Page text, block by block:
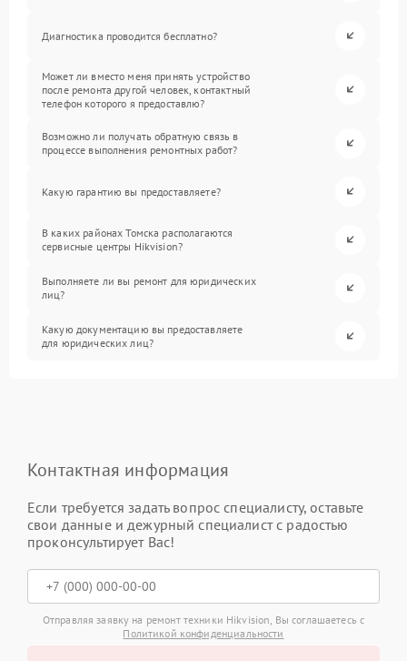
Диагностика проводится бесплатно?
Может ли вместо меня принять устройство
после ремонта другой человек, контактный
телефон которого я предоставлю?
Возможно ли получать обратную связь в
процессе выполнения ремонтных работ?
Какую гарантию вы предоставляете?
В каких районах Томска располагаются
сервисные центры Hikvision?
Выполняете ли вы ремонт для юридических
лиц?
Какую документацию вы предоставляете
для юридических лиц?
Контактная информация
Если требуется задать вопрос специалисту, оставьте
свои данные и дежурный специалист с радостью
проконсультирует Вас!
Отправляя заявку на ремонт техники Hikvision, Вы соглашаетесь с
Политикой конфиденциальности